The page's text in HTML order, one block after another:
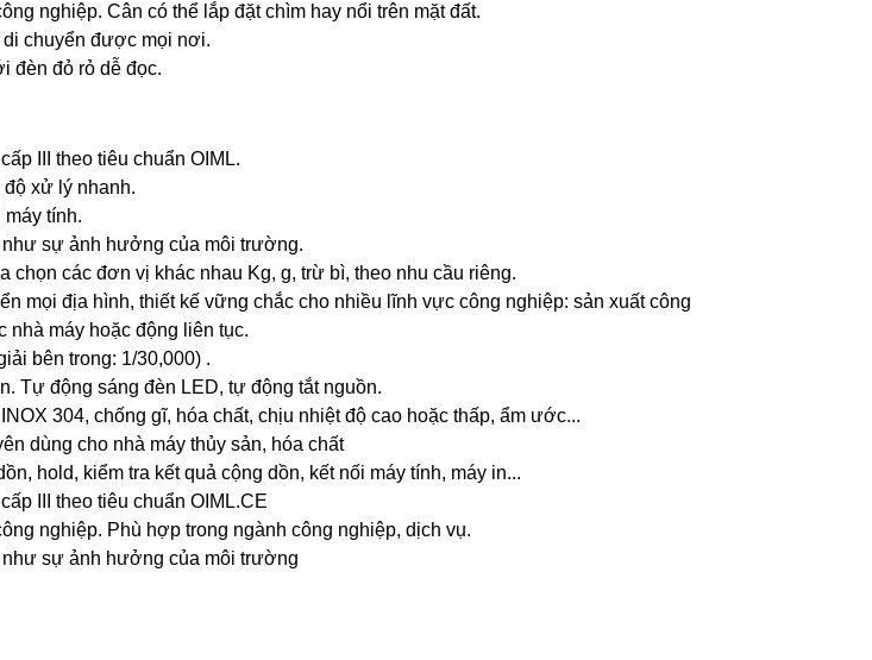
nghiệp. Cân có thể lắp đặt chìm hay nổi trên mặt đất.
chuyển được mọi nơi.
đèn đỏ rỏ dễ đọc.
III theo tiêu chuẩn OIML.
xử lý nhanh.
máy tính.
sự ảnh hưởng của môi trường.
chọn các đơn vị khác nhau Kg, g, trừ bì, theo nhu cầu riêng.
mọi địa hình, thiết kế vững chắc cho nhiều lĩnh vực công nghiệp: sản xuất công
nhà máy hoặc động liên tục.
bên trong: 1/30,000) .
Tự động sáng đèn LED, tự động tắt nguồn.
304, chống gĩ, hóa chất, chịu nhiệt độ cao hoặc thấp, ẩm ước...
dùng cho nhà máy thủy sản, hóa chất
hold, kiểm tra kết quả cộng dồn, kết nối máy tính, máy in...
III theo tiêu chuẩn OIML.CE
nghiệp. Phù hợp trong ngành công nghiệp, dịch vụ.
sự ảnh hưởng của môi trường